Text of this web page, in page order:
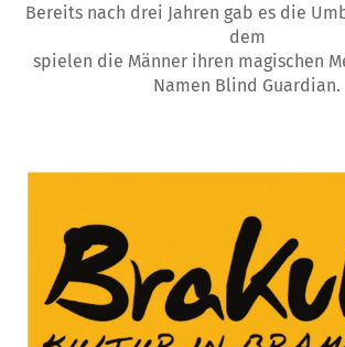
Bereits nach drei Jahren gab es die
dem
spielen die Männer ihren magischen
Namen Blind Guardian.